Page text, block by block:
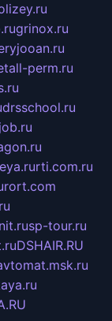
grinox.ru
perm.ru
drsschool.ru
rti.com.ru
sp-tour.ru
DSHAIR.RU